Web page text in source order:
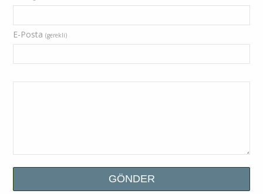
E-Posta (gerekli)